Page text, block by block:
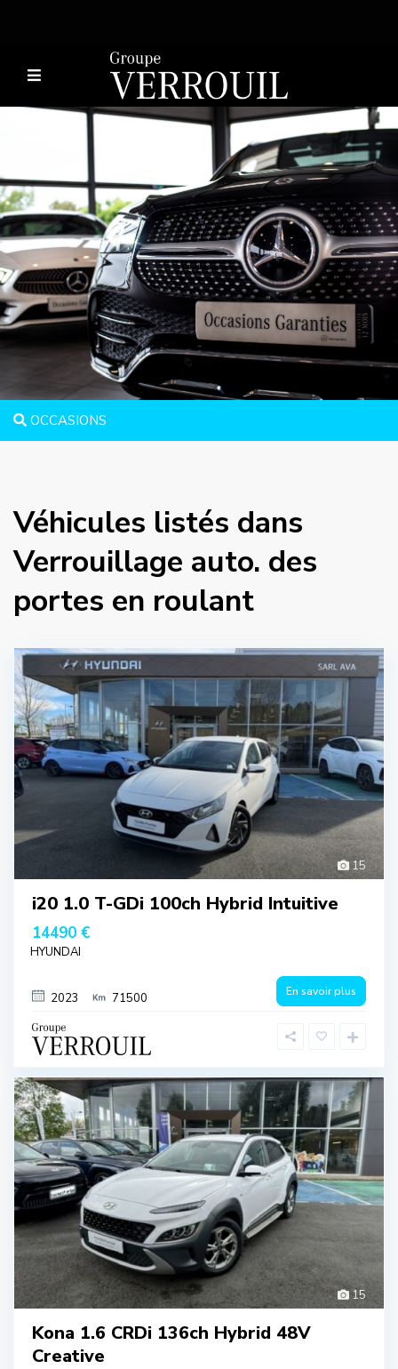
OCCASIONS
Véhicules listés dans
Verrouillage auto. des
portes en roulant
15
i20 1.0 T-GDi 100ch Hybrid Intuitive
14490 €
HYUNDAI
2023 71500 En savoir plus
15
Kona 1.6 CRDi 136ch Hybrid 48V
Creative